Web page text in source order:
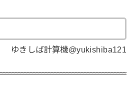
ゆきしば計算機@yukishiba121